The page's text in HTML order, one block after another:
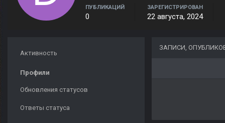
ПУБЛИКАЦИЙ
0
ЗАРЕГИСТРИРОВАН
22 августа, 2024
Активность
Профили
Обновления статусов
Ответы статуса
ЗАПИСИ,